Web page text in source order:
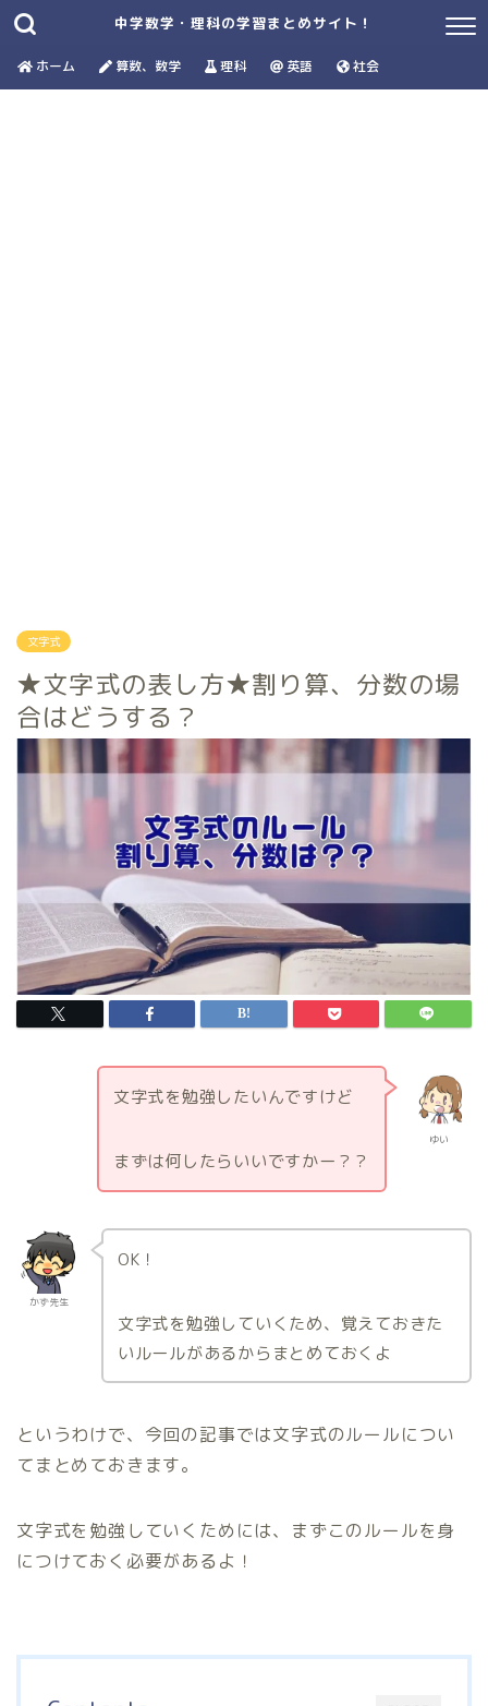
中学数学・理科の学習まとめサイト！
ホーム 算数、数学 理科 英語 社会
文字式
★文字式の表し方★割り算、分数の場
合はどうする？
ゆい
文字式を勉強したいんですけど
まずは何したらいいですかー？？
かず先生
OK！
文字式を勉強していくため、覚えておきた
いルールがあるからまとめておくよ
というわけで、今回の記事では文字式のルールについ
てまとめておきます。
文字式を勉強していくためには、まずこのルールを身
につけておく必要があるよ！